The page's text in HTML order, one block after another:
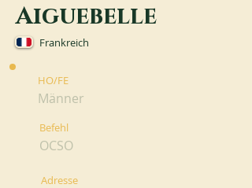
Aiguebelle
Frankreich
HO/FE
Männer
Befehl
OCSO
Adresse